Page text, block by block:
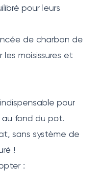
pour leurs
de charbon de
moisissures et
pour
au fond du pot.
sans système de
!
: